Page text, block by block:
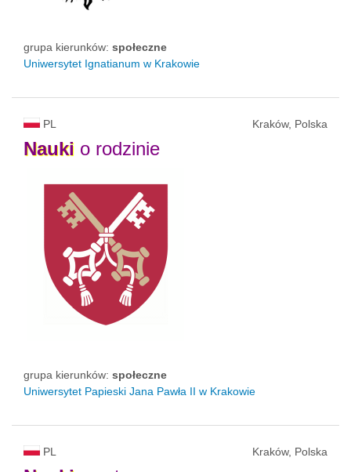
grupa kierunków: społeczne
Uniwersytet Ignatianum w Krakowie
PL Kraków, Polska
Nauki o rodzinie
grupa kierunków: społeczne
Uniwersytet Papieski Jana Pawła II w Krakowie
PL Kraków, Polska